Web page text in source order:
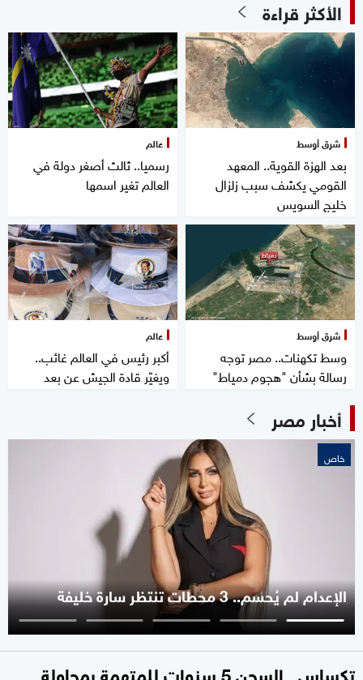
الأكثر قراءة
شرق أوسط
بعد الهزة القوية.. المعهد
القومي يكشف سبب زلزال
خليج السويس
عالم
رسميا.. ثالث أصغر دولة في
العالم تغير اسمها
شرق أوسط
وسط تكهنات.. مصر توجه
رسالة بشأن "هجوم دمياط"
عالم
أكبر رئيس في العالم غائب..
ويغيّر قادة الجيش عن بعد
أخبار مصر
خاص
الإعدام لم يُحسم.. 3 محطات تنتظر سارة خليفة
تكساس.. السجن 5 سنوات للمتهمة بمحاولة